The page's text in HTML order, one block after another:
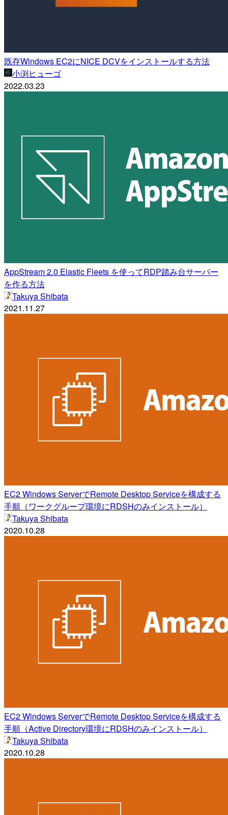
既存Windows EC2にNICE DCVをインストールする方法
小渕ヒューゴ
2022.03.23
AppStream 2.0 Elastic Fleets を使ってRDP踏み台サーバー
を作る方法
Takuya Shibata
2021.11.27
EC2 Windows ServerでRemote Desktop Serviceを構成する
手順（ワークグループ環境にRDSHのみインストール）
Takuya Shibata
2020.10.28
EC2 Windows ServerでRemote Desktop Serviceを構成する
手順（Active Directory環境にRDSHのみインストール）
Takuya Shibata
2020.10.28